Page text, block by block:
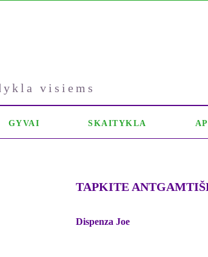
visiems
GYVAI SKAITYKLA
TAPKITE
Dispenza Joe